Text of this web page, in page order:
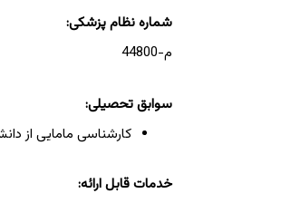
شماره نظام پزشکی:
م-44800
سوابق تحصیلی:
کارشناسی مامایی از
خدمات قابل ارائه: